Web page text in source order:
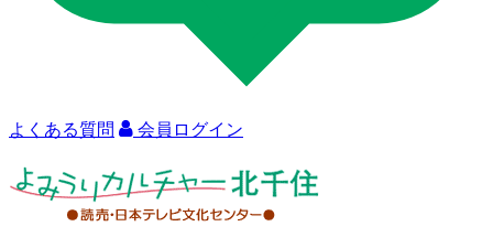
よくある質問 会員ログイン